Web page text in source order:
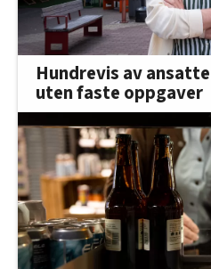
Hundrevis av
uten faste oppgaver